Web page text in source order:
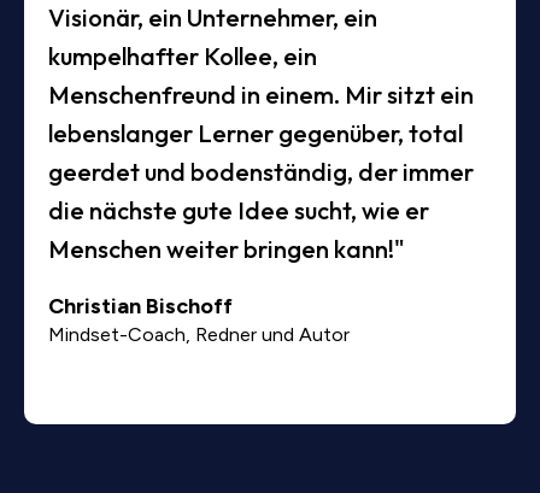
Visionär, ein Unternehmer, ein
kumpelhafter Kollee, ein
Menschenfreund in einem. Mir sitzt ein
lebenslanger Lerner gegenüber, total
geerdet und bodenständig, der immer
die nächste gute Idee sucht, wie er
Menschen weiter bringen kann!"
Christian Bischoff
Mindset-Coach, Redner und Autor